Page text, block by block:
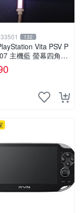
132
Vita PSV P
主機藍 螢幕四角略
裝遊戲 系統3.74書